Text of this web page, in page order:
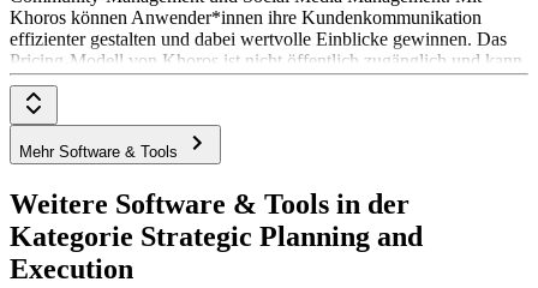
Khoros können Anwender*innen ihre Kundenkommunikation
effizienter gestalten und dabei wertvolle Einblicke gewinnen. Das
Pricing-Modell von Khoros ist nicht öffentlich zugänglich und kann
auf Anfrage beim Anbieter erfragt werden.
Mehr Software & Tools
Weitere Software & Tools in der
Kategorie Strategic Planning and
Execution